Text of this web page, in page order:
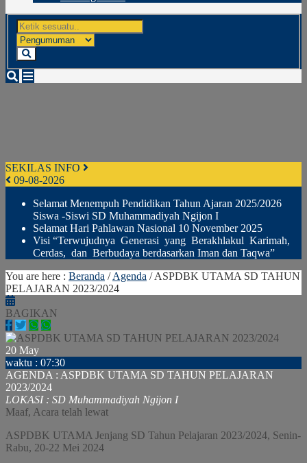
SEKILAS INFO
09-08-2026
Selamat Menempuh Pendidikan Tahun Ajaran 2025/2026
Siswa -Siswi SD Muhammadiyah Ngijon I
Selamat Hari Pahlawan Nasional 10 November 2025
Visi “Terwujudnya Generasi yang Berakhlakul Karimah,
Cerdas, dan Berbudaya berdasarkan Iman dan Taqwa”
You are here : Beranda /Agenda /ASPDBK UTAMA SD TAHUN
PELAJARAN 2023/2024
BAGIKAN
20 May
waktu : 07:30
AGENDA : ASPDBK UTAMA SD TAHUN PELAJARAN
2023/2024
LOKASI : SD Muhammadiyah Ngijon I
Maaf, Acara telah lewat
ASPDBK UTAMA Jenjang SD Tahun Pelajaran 2023/2024, Senin-
Rabu, 20-22 Mei 2024